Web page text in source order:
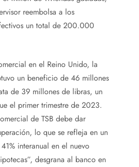
reembolsa a los
un total de 200.000
en el Reino Unido, la
un beneficio de 46 millones
de 39 millones de libras, un
el primer trimestre de 2023.
de TSB debe dar
lo que se refleja en un
interanual en el nuevo
desgrana al banco en